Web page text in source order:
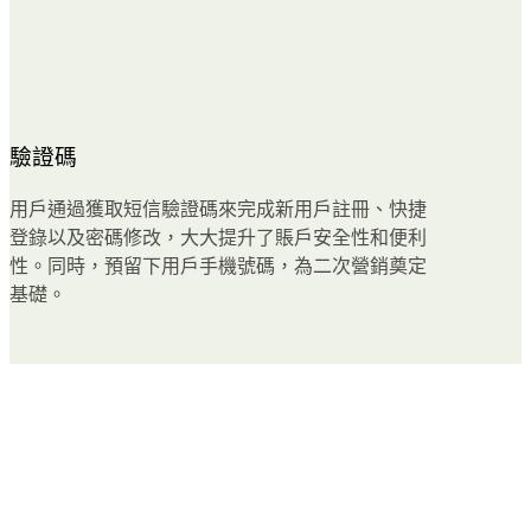
驗證碼
用戶通過獲取短信驗證碼來完成新用戶註冊、快捷
登錄以及密碼修改，大大提升了賬戶安全性和便利
性。同時，預留下用戶手機號碼，為二次營銷奠定
基礎。